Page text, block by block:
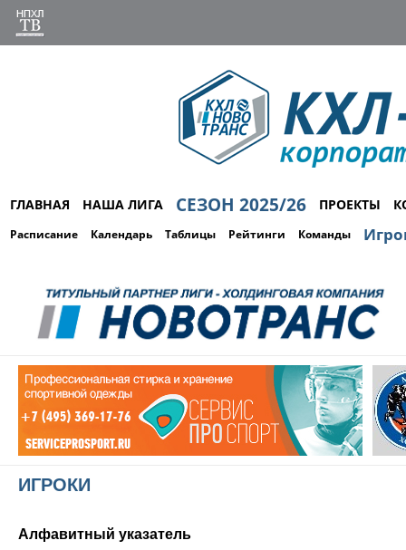
ГЛАВНАЯ НАША ЛИГА СЕЗОН 2025/26 ПРОЕКТЫ
Расписание Календарь Таблицы Рейтинги Команды
ИГРОКИ
Алфавитный указатель